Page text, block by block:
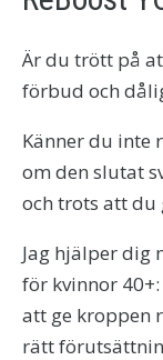
Är du trött på
förbud och
Känner du inte
om den slutat
och trots att du
Jag hjälper dig
för kvinnor 40+:
att ge kroppen
rätt